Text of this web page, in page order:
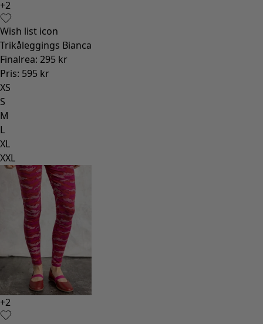
Lantlig inredning
Rolig inredning
Färgglad inredning
Blommig inredning
Natur
Bohemisk inredning
Skandinavisk inredning
Mysig inredning